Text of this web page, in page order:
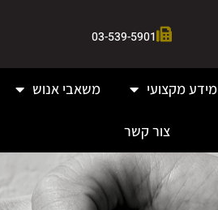
03-539-5901
מידע מקצועי משאבי אנוש
צור קשר